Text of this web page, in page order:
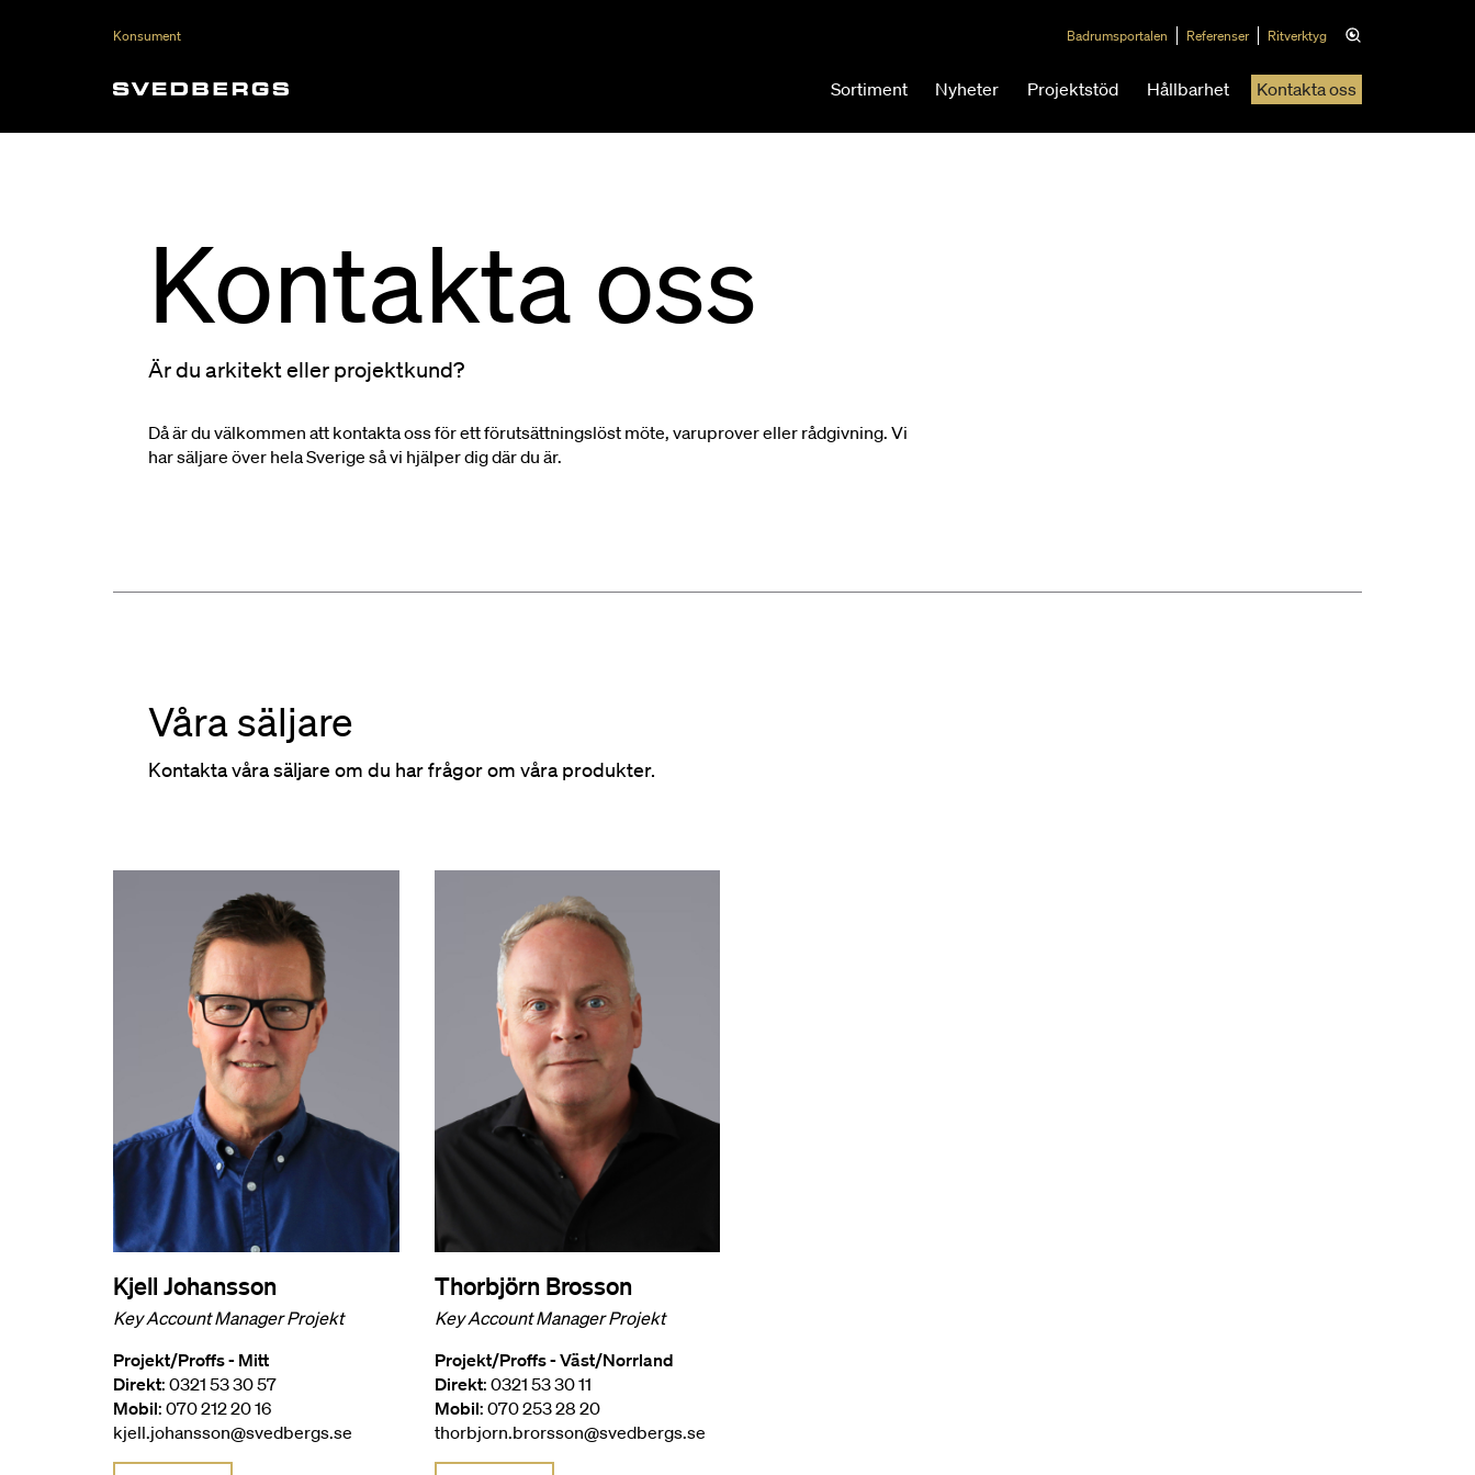
Konsument Badrumsportalen Referenser Ritverktyg
Sortiment Nyheter Projektstöd Hållbarhet Kontakta oss
Kontakta oss
Är du arkitekt eller projektkund?
Då är du välkommen att kontakta oss för ett förutsättningslöst möte, varuprover eller rådgivning. Vi
har säljare över hela Sverige så vi hjälper dig där du är.
Våra säljare
Kontakta våra säljare om du har frågor om våra produkter.
Kjell Johansson
Key Account Manager Projekt
Projekt/Proffs - Mitt
Direkt: 0321 53 30 57
Mobil: 070 212 20 16
kjell.johansson@svedbergs.se
Thorbjörn Brosson
Key Account Manager Projekt
Projekt/Proffs - Väst/Norrland
Direkt: 0321 53 30 11
Mobil: 070 253 28 20
thorbjorn.brorsson@svedbergs.se